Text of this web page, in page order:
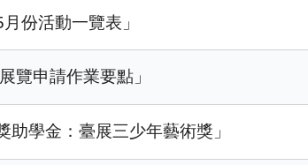
份活動一覽表」
覽申請作業要點」
助學金：臺展三少年藝術獎」